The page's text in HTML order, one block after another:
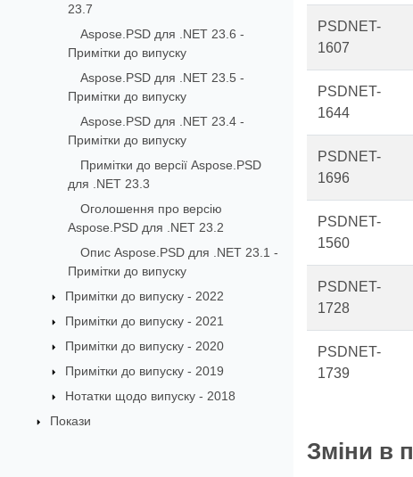
23.7
Aspose.PSD для .NET 23.6 -
Примітки до випуску
Aspose.PSD для .NET 23.5 -
Примітки до випуску
Aspose.PSD для .NET 23.4 -
Примітки до випуску
Примітки до версії Aspose.PSD
для .NET 23.3
Оголошення про версію
Aspose.PSD для .NET 23.2
Опис Aspose.PSD для .NET 23.1 -
Примітки до випуску
Примітки до випуску - 2022
Примітки до випуску - 2021
Примітки до випуску - 2020
Примітки до випуску - 2019
Нотатки щодо випуску - 2018
Покази
PSDNET-
1607
PSDNET-
1644
PSDNET-
1696
PSDNET-
1560
PSDNET-
1728
PSDNET-
1739
Зміни в